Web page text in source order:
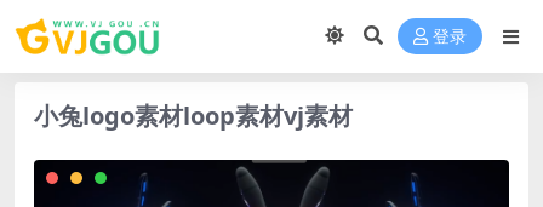
登录
小兔logo素材loop素材vj素材